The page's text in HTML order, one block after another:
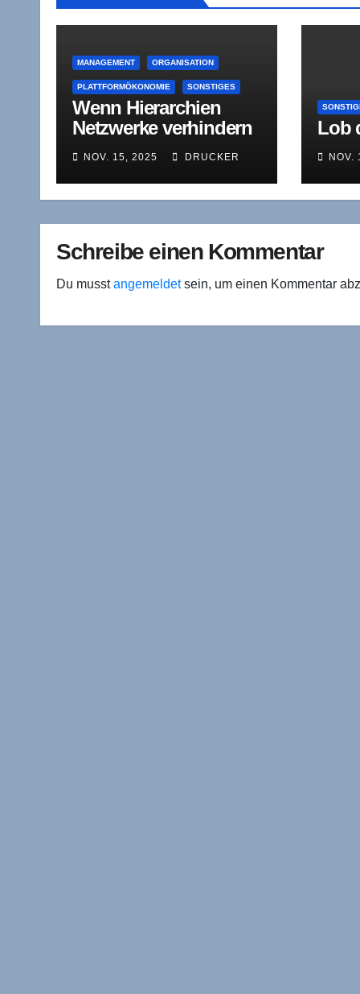
MANAGEMENT ORGANISATION
PLATTFORMÖKONOMIE SONSTIGES
Wenn Hierarchien
Netzwerke verhindern
NOV. 15, 2025 DRUCKER
Lob
NOV.
Schreibe einen Kommentar
Du musstangemeldetsein, um einen Kommentar